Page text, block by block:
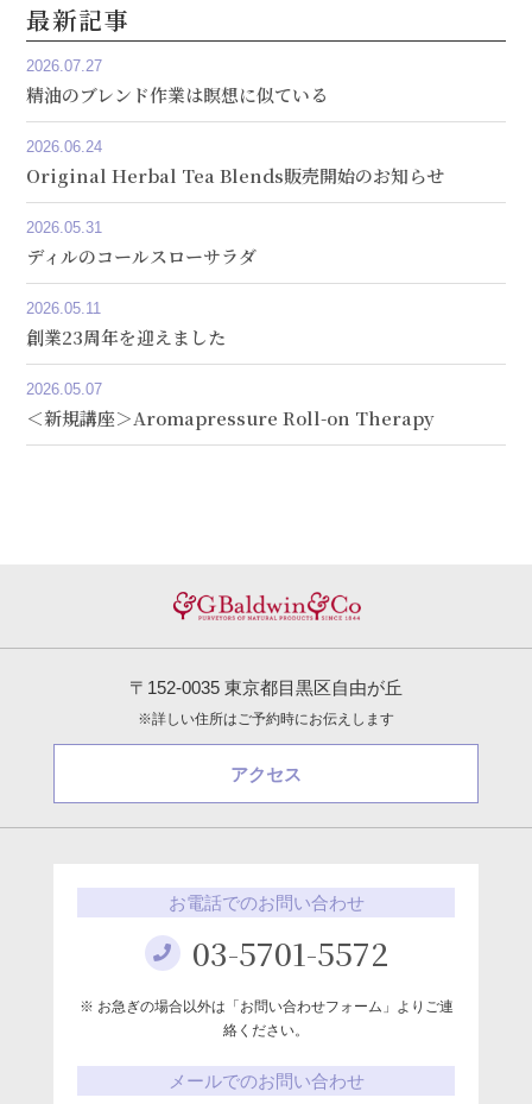
最新記事
2026.07.27
精油のブレンド作業は瞑想に似ている
2026.06.24
Original Herbal Tea Blends販売開始のお知らせ
2026.05.31
ディルのコールスローサラダ
2026.05.11
創業23周年を迎えました
2026.05.07
＜新規講座＞Aromapressure Roll-on Therapy
〒152-0035 東京都目黒区自由が丘
※詳しい住所はご予約時にお伝えします
アクセス
お電話でのお問い合わせ
03-5701-5572
※ お急ぎの場合以外は「お問い合わせフォーム」よりご連
絡ください。
メールでのお問い合わせ